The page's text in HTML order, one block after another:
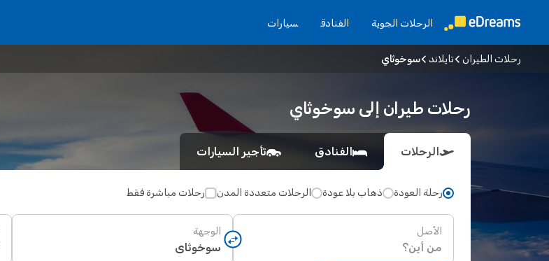
الرحلات الجوية الفنادق سيارات
رحلات الطيران تايلاند سوخوثاي
رحلات طيران إلى سوخوثاي
الرحلات الفنادق تأجير السيارات
رحلة العودة ذهاب بلا عودة الرحلات متعددة المدن رحلات مباشرة فقط
الأصل الوجهة